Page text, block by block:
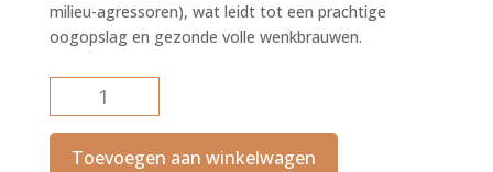
milieu-agressoren), wat leidt tot een prachtige
oogopslag en gezonde volle wenkbrauwen.
RevitaBrow®
Advanced
aantal
Toevoegen aan winkelwagen